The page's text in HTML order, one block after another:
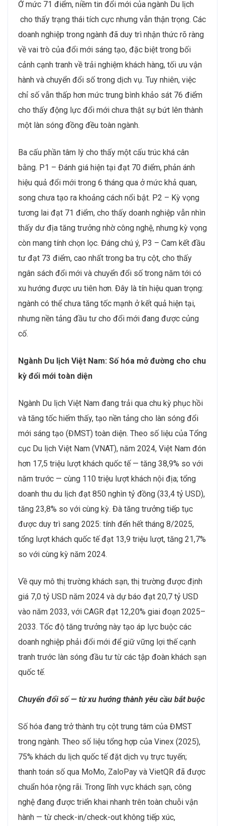
Ở mức 71 điểm, niềm tin đổi mới của ngành Du lịch
cho thấy trạng thái tích cực nhưng vẫn thận trọng. Các
doanh nghiệp trong ngành đã duy trì nhận thức rõ ràng
về vai trò của đổi mới sáng tạo, đặc biệt trong bối
cảnh cạnh tranh về trải nghiệm khách hàng, tối ưu vận
hành và chuyển đổi số trong dịch vụ. Tuy nhiên, việc
chỉ số vẫn thấp hơn mức trung bình khảo sát 76 điểm
cho thấy động lực đổi mới chưa thật sự bứt lên thành
một làn sóng đồng đều toàn ngành.
Ba cấu phần tâm lý cho thấy một cấu trúc khá cân
bằng. P1 – Đánh giá hiện tại đạt 70 điểm, phản ánh
hiệu quả đổi mới trong 6 tháng qua ở mức khả quan,
song chưa tạo ra khoảng cách nổi bật. P2 – Kỳ vọng
tương lai đạt 71 điểm, cho thấy doanh nghiệp vẫn nhìn
thấy dư địa tăng trưởng nhờ công nghệ, nhưng kỳ vọng
còn mang tính chọn lọc. Đáng chú ý, P3 – Cam kết đầu
tư đạt 73 điểm, cao nhất trong ba trụ cột, cho thấy
ngân sách đổi mới và chuyển đổi số trong năm tới có
xu hướng được ưu tiên hơn. Đây là tín hiệu quan trọng:
ngành có thể chưa tăng tốc mạnh ở kết quả hiện tại,
nhưng nền tảng đầu tư cho đổi mới đang được củng
cố.
Ngành Du lịch Việt Nam: Số hóa mở đường cho chu
kỳ đổi mới toàn diện
Ngành Du lịch Việt Nam đang trải qua chu kỳ phục hồi
và tăng tốc hiếm thấy, tạo nền tảng cho làn sóng đổi
mới sáng tạo (ĐMST) toàn diện. Theo số liệu của Tổng
cục Du lịch Việt Nam (VNAT), năm 2024, Việt Nam đón
hơn 17,5 triệu lượt khách quốc tế — tăng 38,9% so với
năm trước — cùng 110 triệu lượt khách nội địa; tổng
doanh thu du lịch đạt 850 nghìn tỷ đồng (33,4 tỷ USD),
tăng 23,8% so với cùng kỳ. Đà tăng trưởng tiếp tục
được duy trì sang 2025: tính đến hết tháng 8/2025,
tổng lượt khách quốc tế đạt 13,9 triệu lượt, tăng 21,7%
so với cùng kỳ năm 2024.
Về quy mô thị trường khách sạn, thị trường được định
giá 7,0 tỷ USD năm 2024 và dự báo đạt 20,7 tỷ USD
vào năm 2033, với CAGR đạt 12,20% giai đoạn 2025–
2033. Tốc độ tăng trưởng này tạo áp lực buộc các
doanh nghiệp phải đổi mới để giữ vững lợi thế cạnh
tranh trước làn sóng đầu tư từ các tập đoàn khách sạn
quốc tế.
Chuyển đổi số — từ xu hướng thành yêu cầu bắt buộc
Số hóa đang trở thành trụ cột trung tâm của ĐMST
trong ngành. Theo số liệu tổng hợp của Vinex (2025),
75% khách du lịch quốc tế đặt dịch vụ trực tuyến;
thanh toán số qua MoMo, ZaloPay và VietQR đã được
chuẩn hóa rộng rãi. Trong lĩnh vực khách sạn, công
nghệ đang được triển khai nhanh trên toàn chuỗi vận
hành — từ check-in/check-out không tiếp xúc,